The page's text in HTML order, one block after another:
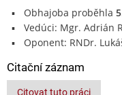
Obhajoba proběhla
Vedúci: Mgr. Adrián
Oponent: RNDr.
Citační záznam
Citovat tuto práci